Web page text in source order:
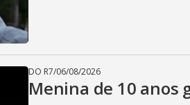
DO R7/06/08/2026
Menina de 10 anos